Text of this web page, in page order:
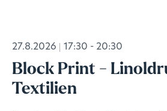
27.8.2026 17:30 - 20:30
Block Print -
Textilien